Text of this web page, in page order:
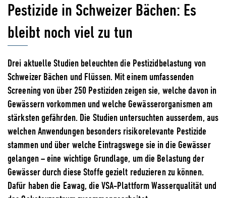
Pestizide in Schweizer Bächen: Es
bleibt noch viel zu tun
Drei aktuelle Studien beleuchten die Pestizidbelastung von
Schweizer Bächen und Flüssen. Mit einem umfassenden
Screening von über 250 Pestiziden zeigen sie, welche davon in
Gewässern vorkommen und welche Gewässerorganismen am
stärksten gefährden. Die Studien untersuchten ausserdem, aus
welchen Anwendungen besonders risikorelevante Pestizide
stammen und über welche Eintragswege sie in die Gewässer
gelangen – eine wichtige Grundlage, um die Belastung der
Gewässer durch diese Stoffe gezielt reduzieren zu können.
Dafür haben die Eawag, die VSA-Plattform Wasserqualität und